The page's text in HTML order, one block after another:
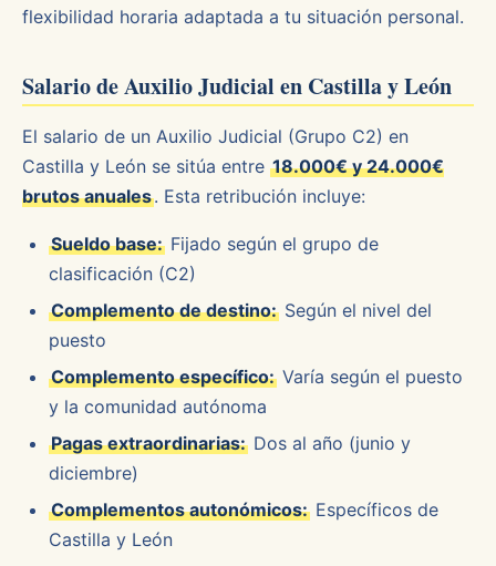
flexibilidad horaria adaptada a tu situación personal.
Salario de Auxilio Judicial en Castilla y León
El salario de un Auxilio Judicial (Grupo C2) en
Castilla y León se sitúa entre 18.000€ y 24.000€
brutos anuales. Esta retribución incluye:
Sueldo base: Fijado según el grupo de
clasificación (C2)
Complemento de destino: Según el nivel del
puesto
Complemento específico: Varía según el puesto
y la comunidad autónoma
Pagas extraordinarias: Dos al año (junio y
diciembre)
Complementos autonómicos: Específicos de
Castilla y León